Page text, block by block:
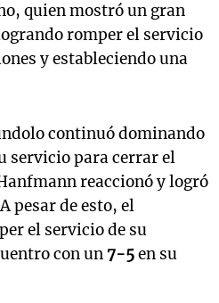
quien mostró un gran
romper el servicio
y estableciendo una
continuó dominando
servicio para cerrar el
reaccionó y logró
pesar de esto, el
el servicio de su
con un7-5en su